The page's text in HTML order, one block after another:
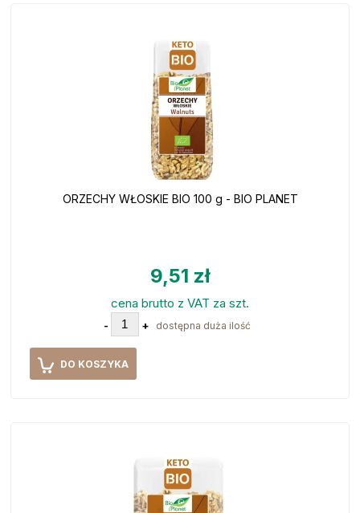
ORZECHY WŁOSKIE BIO 100 g - BIO PLANET
9,51 zł
cena brutto z VAT za szt.
- + dostępna duża ilość
DO KOSZYKA